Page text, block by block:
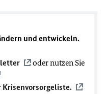
und entwickeln.
oder nutzen Sie
Krisenvorsorgeliste.